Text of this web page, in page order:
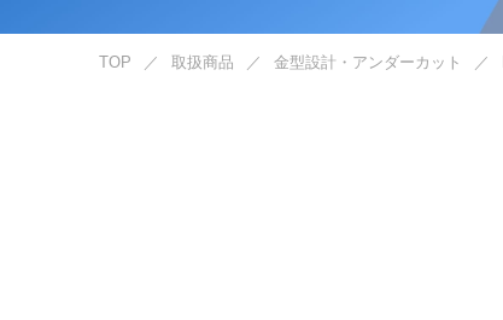
TOP ／ 取扱商品 ／ 金型設計・アンダーカット ／